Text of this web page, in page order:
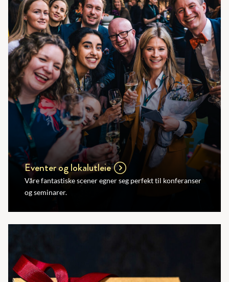
Eventer og lokalutleie
Våre fantastiske scener egner seg perfekt til konferanser
og seminarer.